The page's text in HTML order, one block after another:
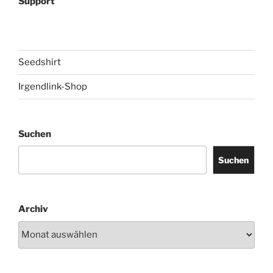
Seedshirt
Irgendlink-Shop
Suchen
Suchen
Archiv